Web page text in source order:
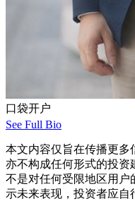
口袋开户
See Full Bio
本文内容仅旨在传播更多
亦不构成任何形式的投资
不是对任何受限地区用户
示未来表现，投资者应自